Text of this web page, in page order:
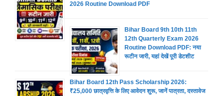
2026 Routine Download PDF
Bihar Board 9th 10th 11th
12th Quarterly Exam 2026
Routine Download PDF: नया
रूटीन जारी, यहां देखें पूरी डेटशीट
Bihar Board 12th Pass Scholarship 2026:
₹25,000 छात्रवृत्ति के लिए आवेदन शुरू, जानें पात्रता, दस्तावेज